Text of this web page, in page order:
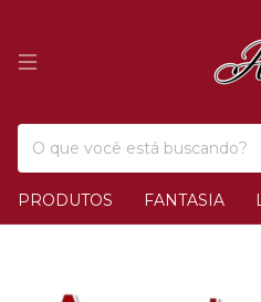
PRODUTOS FANTASIA